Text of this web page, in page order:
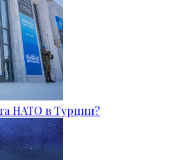
НАТО в Турции?